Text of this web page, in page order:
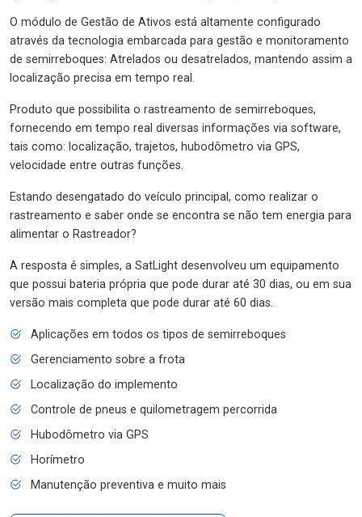
O módulo de Gestão de Ativos está altamente configurado
através da tecnologia embarcada para gestão e monitoramento
de semirreboques: Atrelados ou desatrelados, mantendo assim a
localização precisa em tempo real.
Produto que possibilita o rastreamento de semirreboques,
fornecendo em tempo real diversas informações via software,
tais como: localização, trajetos, hubodômetro via GPS,
velocidade entre outras funções.
Estando desengatado do veículo principal, como realizar o
rastreamento e saber onde se encontra se não tem energia para
alimentar o Rastreador?
A resposta é simples, a SatLight desenvolveu um equipamento
que possui bateria própria que pode durar até 30 dias, ou em sua
versão mais completa que pode durar até 60 dias.
Aplicações em todos os tipos de semirreboques
Gerenciamento sobre a frota
Localização do implemento
Controle de pneus e quilometragem percorrida
Hubodômetro via GPS
Horímetro
Manutenção preventiva e muito mais